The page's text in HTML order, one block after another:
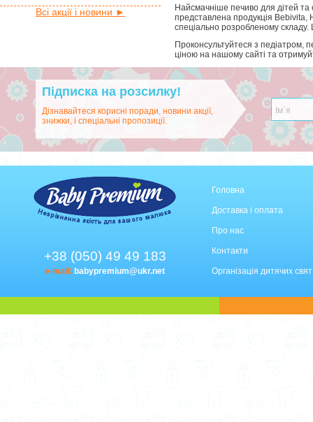
Всі акції і новини ►
Найсмачніше печиво для дітей та
представлена продукція Bebivita,
спеціально розробленому
Проконсультуйтеся з педіатром,
ціною на нашому сайті та
Підписка на розсилку!
Дізнавайтеся корисні поради, новини акції,
знижки, і спеціальні пропозиції.
+38 (050) 49 49 183
e-mail: babypremium@ukr.net
Головна
Доставка і оплата
Про нас
Контакти
Організація дитячих свят